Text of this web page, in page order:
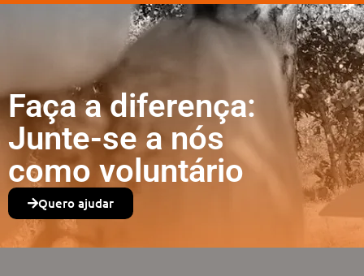
Faça a diferença:
Junte-se a nós
como voluntário
Quero ajudar